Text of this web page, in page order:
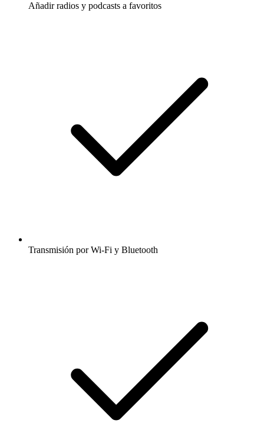
Añadir radios y podcasts a favoritos
Transmisión por Wi-Fi y Bluetooth